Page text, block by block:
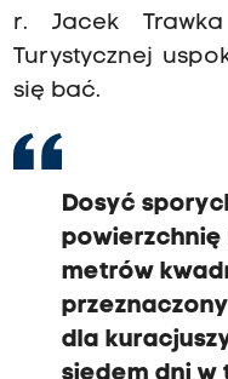
r. Jacek
Turystycznej
się bać.
Dosyć
metrów
dla
siedem dni w